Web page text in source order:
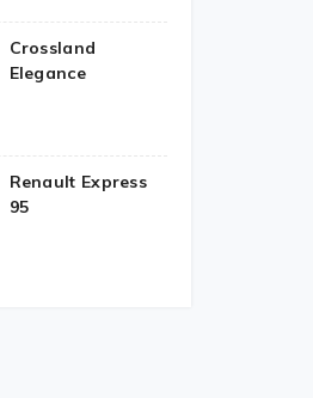
Crossland
Elegance
Renault Express
95